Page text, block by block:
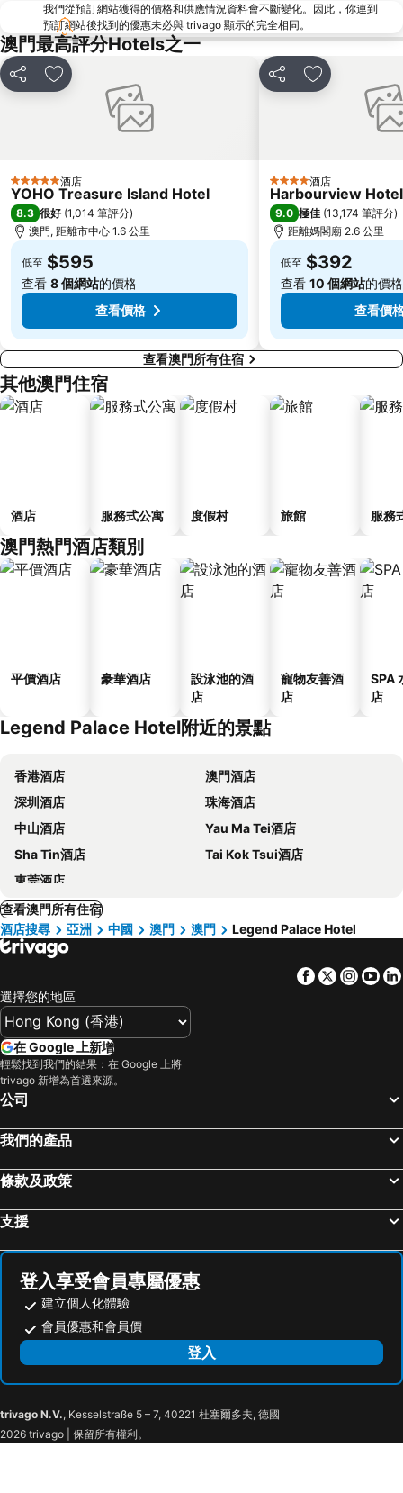
珠海景山公園
澳門國際機場
金蓮花廣場
Tai O
Chimelong International Ocean Tourist Resort
Tung Chung Metro Station
井岸
Asia World Expo Center
珠海美人魚雕像
Casino Babylon
大炮臺
Zhuhai Sandie Waterfalls
The Third Affiliated Hospital Sun YatSen University
Sun Yat-sen University
Flora Gardens
International Youth Dance Festival
我們從預訂網站獲得的價格和供應情況資料會不斷變化。因此，你連到
預訂網站後找到的優惠未必與 trivago 顯示的完全相同。
澳門最高評分Hotels之一
分享 放到收藏夾
5 星級 酒店
YOHO Treasure Island Hotel
8.3 很好 (1,014 筆評分)
澳門, 距離市中心 1.6 公里
低至 $595
查看 8 個網站的價格
查看價格
分享 放到收藏夾
4 星級 酒店
Harbourview
9.0 極佳 (13,174 筆評分)
距離媽閣廟 2.6 公里
低至 $392
查看 10 個網站的價格
查看價
查看澳門所有住宿
其他澳門住宿
酒店 服務式公寓 度假村 旅館 服務
澳門熱門酒店類別
平價酒店 豪華酒店
設泳池的酒
店
寵物友善酒
店
SPA
店
Legend Palace Hotel附近的景點
香港酒店
澳門酒店
深圳酒店
珠海酒店
中山酒店
Yau Ma Tei酒店
Sha Tin酒店
Tai Kok Tsui酒店
東莞酒店
查看澳門所有住宿
酒店搜尋
亞洲 中國 澳門 澳門 Legend Palace Hotel
Facebook
Twitter
選擇您的地區
在 Google 上新增
輕鬆找到我們的結果：在 Google 上將
trivago 新增為首選來源。
公司
我們的產品
條款及政策
支援
登入享受會員專屬優惠
建立個人化體驗
會員優惠和會員價
登入
trivago N.V., Kesselstraße 5 – 7, 40221 杜塞爾多夫, 德國
2026 trivago | 保留所有權利。